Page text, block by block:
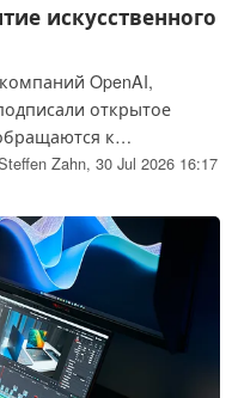
искусственного
OpenAI,
открытое
к
содействие в
развития
подписавшихся —
Амодей, главный
и Илья Суцкевер.
Zahn, 30 Jul 2026 16:17